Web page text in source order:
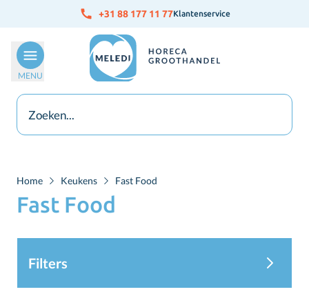
Ga naar de inhoud +31 88 177 11 77Klantenservice
MENU
Home Keukens Fast Food
Fast Food
Filters